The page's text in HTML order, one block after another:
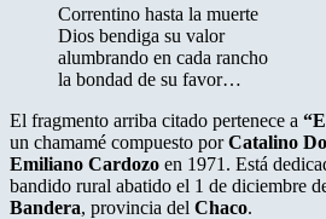
Correntino hasta la muerte
Dios bendiga su valor
alumbrando en cada rancho
la bondad de su favor…
El fragmento arriba citado pertenece a
un chamamé compuesto porCatalino
Emiliano Cardozo en 1971. Está
bandido rural abatido el 1 de diciembre
Bandera, provincia del Chaco.